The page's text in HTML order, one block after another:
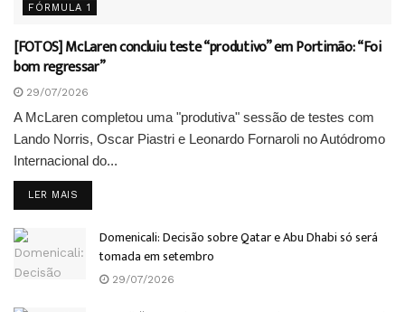
FÓRMULA 1
[FOTOS] McLaren concluiu teste “produtivo” em Portimão: “Foi
bom regressar”
29/07/2026
A McLaren completou uma "produtiva" sessão de testes com
Lando Norris, Oscar Piastri e Leonardo Fornaroli no Autódromo
Internacional do...
LER MAIS
Domenicali: Decisão sobre Qatar e Abu Dhabi só será
tomada em setembro
29/07/2026